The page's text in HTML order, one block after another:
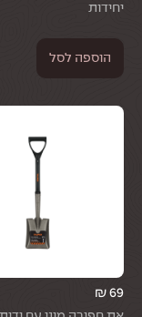
יחידות
הוספה לסל
₪ 69